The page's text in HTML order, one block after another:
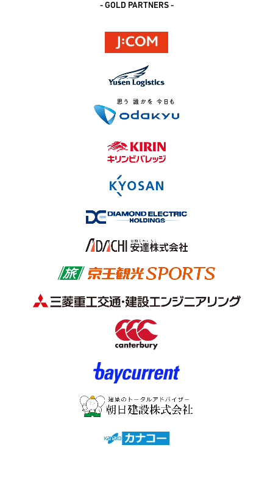
- GOLD PARTNERS -